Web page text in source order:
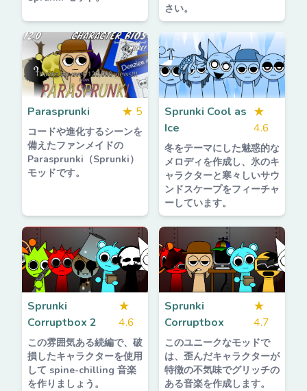
さい。
Parasprunki ★ 5
コードや進化するシーンを
備えたファンメイドの
Parasprunki（Sprunki）
モッドです。
Sprunki Cool as
Ice
★
4.6
冬をテーマにした魅惑的な
メロディを作成し、氷のキ
ャラクターと寒々しいサウ
ンドスケープをフィーチャ
ーしています。
Sprunki
Corruptbox 2
★
4.6
この雰囲気ある続編で、破
損したキャラクターを使用
して spine-chilling 音楽
を作りましょう。
Sprunki
Corruptbox
★
4.7
このユニークなモッドで
は、歪んだキャラクターが
特徴の不気味でグリッチの
ある音楽を作成します。